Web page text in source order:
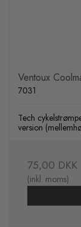
Ventoux
7031
Tech
version
75,00 DKK
(inkl. moms)